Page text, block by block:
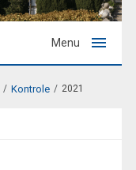
Menu
Kontrole 2021